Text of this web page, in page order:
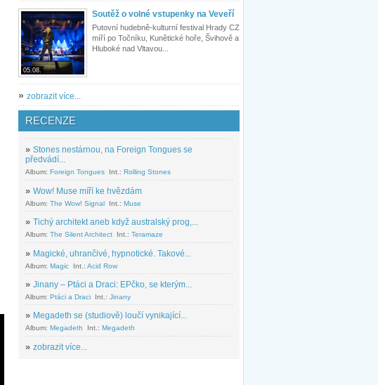
05.08.
Soutěž o volné vstupenky na Veveří
Putovní hudebně-kulturní festival Hrady CZ
míří po Točníku, Kunětické hoře, Švihově a
Hluboké nad Vltavou...
» zobrazit více...
RECENZE
» Stones nestárnou, na Foreign Tongues se
předvádí...
Album: Foreign Tongues Int.: Rolling Stones
» Wow! Muse míří ke hvězdám
Album: The Wow! Signal Int.: Muse
» Tichý architekt aneb když australský prog,...
Album: The Silent Architect Int.: Teramaze
» Magické, uhrančivé, hypnotické. Takové...
Album: Magic Int.: Acid Row
» Jinany – Ptáci a Draci: EPčko, se kterým...
Album: Ptáci a Draci Int.: Jinany
» Megadeth se (studiově) loučí vynikající...
Album: Megadeth Int.: Megadeth
» zobrazit více...